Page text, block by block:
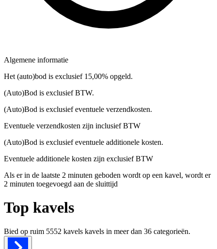
Algemene informatie
Het (auto)bod is exclusief 15,00% opgeld.
(Auto)Bod is exclusief BTW.
(Auto)Bod is exclusief eventuele verzendkosten.
Eventuele verzendkosten zijn inclusief BTW
(Auto)Bod is exclusief eventuele additionele kosten.
Eventuele additionele kosten zijn exclusief BTW
Als er in de laatste 2 minuten geboden wordt op een kavel, wordt er
2 minuten toegevoegd aan de sluittijd
Top kavels
Bied op ruim 5552 kavels kavels in meer dan 36 categorieën.